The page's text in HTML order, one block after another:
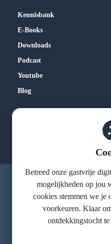
Kennisbank
E-Books
Downloads
Podcast
Youtube
Blog
© Grenzeloos Gastvrij
Betreed onze gastvrije
mogelijkheden op jou
cookies stemmen we
voorkeuren. Klaar
ontdekkingstocht te